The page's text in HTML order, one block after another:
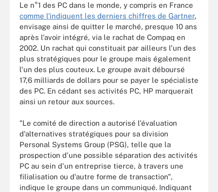
Le n°1 des PC dans le monde, y compris en France
comme l'indiquent les derniers chiffres de Gartner,
envisage ainsi de quitter le marché, presque 10 ans
après l'avoir intégré, via le rachat de Compaq en
2002. Un rachat qui constituait par ailleurs l'un des
plus stratégiques pour le groupe mais également
l'un des plus couteux. Le groupe avait déboursé
17,6 milliards de dollars pour se payer le spécialiste
des PC. En cédant ses activités PC, HP marquerait
ainsi un retour aux sources.
"Le comité de direction a autorisé l'évaluation
d'alternatives stratégiques pour sa division
Personal Systems Group (PSG), telle que la
prospection d'une possible séparation des activités
PC au sein d'un entreprise tierce, à travers une
filialisation ou d'autre forme de transaction",
indique le groupe dans un communiqué. Indiquant